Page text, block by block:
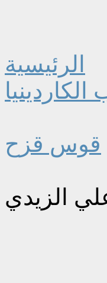
الرئيسية
الكاردينيا
قوس قزح
الزيدي